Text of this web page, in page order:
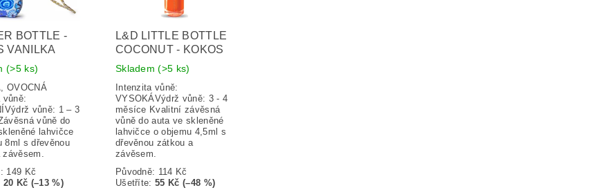
BOTTLE -
VANILKA
(>5 ks)
OVOCNÁ
vůně:
vůně: 1 – 3
vůně do
lahvičce
8ml s dřevěnou
149 Kč
20 Kč (–13 %)
L&D LITTLE BOTTLE
COCONUT - KOKOS
Skladem(>5 ks)
Intenzita vůně:
VYSOKÁVýdrž vůně: 3 - 4
měsíce Kvalitní závěsná
vůně do auta ve skleněné
lahvičce o objemu 4,5ml s
dřevěnou zátkou a
závěsem.
Původně: 114 Kč
Ušetříte:55 Kč (–48 %)